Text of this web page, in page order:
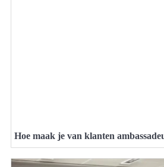
Hoe maak je van klanten